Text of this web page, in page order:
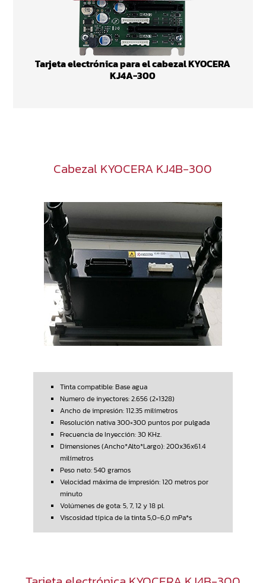
Tarjeta electrónica para el cabezal KYOCERA
KJ4A-300
Cabezal KYOCERA KJ4B-300
Tinta compatible: Base agua
Numero de inyectores: 2.656 (2×1328)
Ancho de impresión: 112.35 milímetros
Resolución nativa 300×300 puntos por pulgada
Frecuencia de Inyección: 30 KHz.
Dimensiones (Ancho*Alto*Largo): 200x36x61.4
milímetros
Peso neto: 540 gramos
Velocidad máxima de impresión: 120 metros por
minuto
Volúmenes de gota: 5, 7, 12 y 18 pl.
Viscosidad típica de la tinta 5,0-6,0 mPa*s